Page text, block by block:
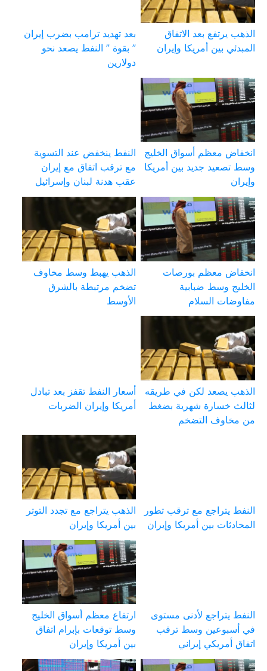
الذهب يرتفع بعد الاتفاق
المبدئي بين أمريكا وإيران
بعد تهديد ترامب بضرب إيران
” بقوة ” النفط يصعد نحو
دولارين
انخفاض معظم أسواق الخليج
وسط تصعيد جديد بين أمريكا
وإيران
النفط ينخفض عند التسوية
مع ترقب اتفاق مع إيران
عقب هدنة لبنان وإسرائيل
انخفاض معظم بورصات
الخليج وسط ضبابية
مفاوضات السلام
الذهب يهبط وسط مخاوف
تضخم مرتبطة بالشرق
الأوسط
الذهب يصعد لكن في طريقه
لثالث خسارة شهرية بضغط
من مخاوف التضخم
أسعار النفط تقفز بعد تبادل
أمريكا وإيران الضربات
النفط يتراجع مع ترقب تطور
المحادثات بين أمريكا وإيران
الذهب يتراجع مع تجدد التوتر
بين أمريكا وإيران
النفط يتراجع لأدنى مستوى
في أسبوعين وسط ترقب
اتفاق أمريكي إيراني
ارتفاع معظم أسواق الخليج
وسط توقعات بإبرام اتفاق
بين أمريكا وإيران